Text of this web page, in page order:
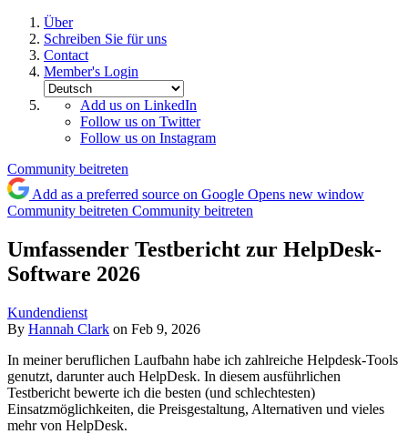
Über
Schreiben Sie für uns
Contact
Member's Login
Add us on LinkedIn
Follow us on Twitter
Follow us on Instagram
Community beitreten
Add as a preferred source on Google Opens new window
Community beitreten Community beitreten
Umfassender Testbericht zur HelpDesk-
Software 2026
Kundendienst
By Hannah Clark on Feb 9, 2026
In meiner beruflichen Laufbahn habe ich zahlreiche Helpdesk-Tools
genutzt, darunter auch HelpDesk. In diesem ausführlichen
Testbericht bewerte ich die besten (und schlechtesten)
Einsatzmöglichkeiten, die Preisgestaltung, Alternativen und vieles
mehr von HelpDesk.